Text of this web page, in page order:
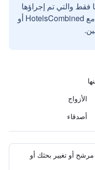
فقط والتي تم إجراؤها
بواسطة مستخدمين حقيقيين مع HotelsCombined أو
الأزواج
أصدقاء
مرشح أو تغيير بحثك أو